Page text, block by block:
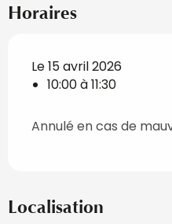
Horaires
Le 15 avril 2026
10:00 à 11:30
Annulé en cas de
Localisation